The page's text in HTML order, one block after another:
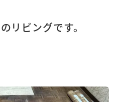
リビングです。